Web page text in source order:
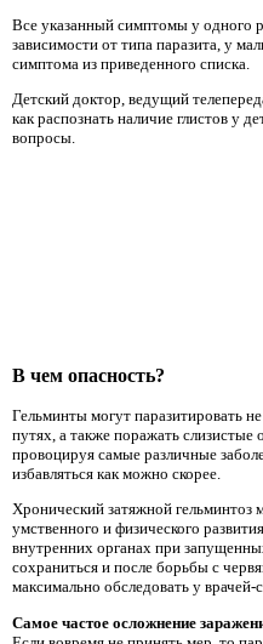
Все указанный симптомы у одного
зависимости от типа паразита, у
симптома из приведенного списка.
Детский доктор, ведущий
как распознать наличие глистов у
вопросы.
В чем опасность?
Гельминты могут паразитировать
путях, а также поражать слизистые
провоцируя самые различные
избавляться как можно скорее.
Хронический затяжной гельминтоз
умственного и физического
внутренних органах при
сохраниться и после борьбы с
максимально обследовать у врачей-
Самое частое осложнение